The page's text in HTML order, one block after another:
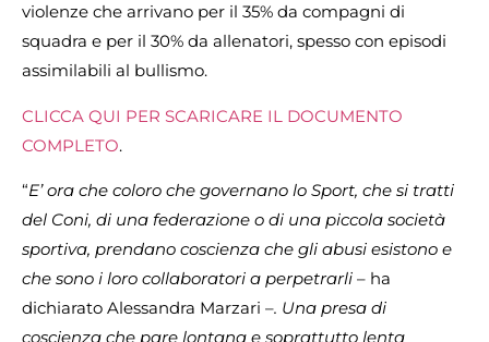
violenze che arrivano per il 35% da compagni di
squadra e per il 30% da allenatori, spesso con episodi
assimilabili al bullismo.
CLICCA QUI PER SCARICARE IL DOCUMENTO
COMPLETO.
“E’ ora che coloro che governano lo Sport, che si tratti
del Coni, di una federazione o di una piccola società
sportiva, prendano coscienza che gli abusi esistono e
che sono i loro collaboratori a perpetrarli – ha
dichiarato Alessandra Marzari –. Una presa di
coscienza che pare lontana e soprattutto lenta